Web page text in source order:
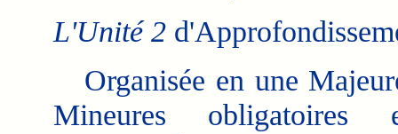
L'Unité 2
Organisée en une
Mineures